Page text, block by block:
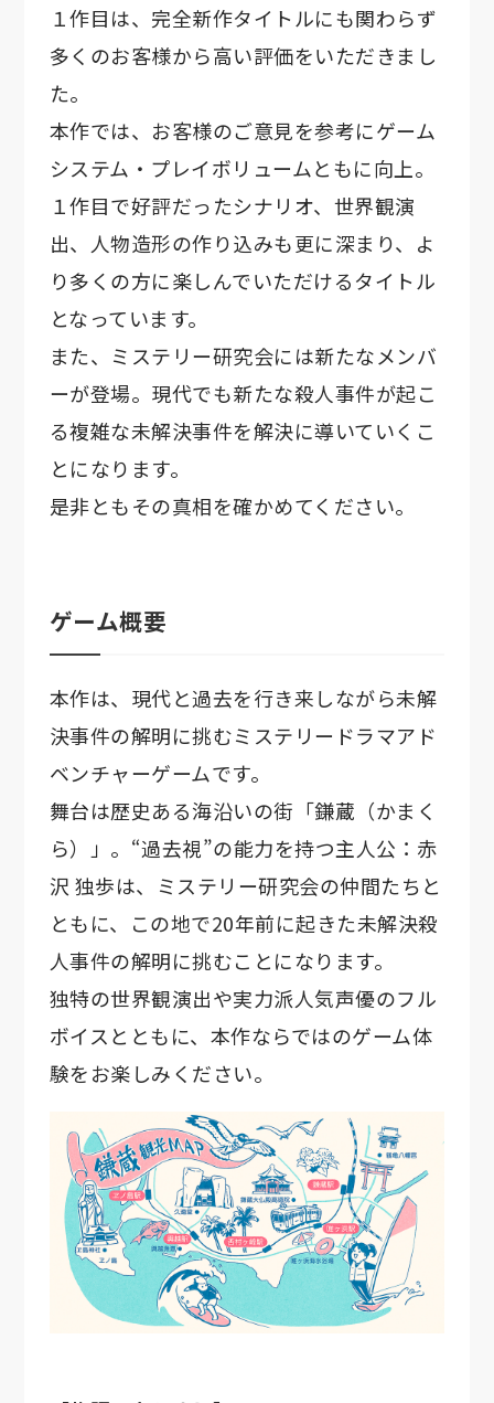
１作目は、完全新作タイトルにも関わらず
多くのお客様から高い評価をいただきまし
た。
本作では、お客様のご意見を参考にゲーム
システム・プレイボリュームともに向上。
１作目で好評だったシナリオ、世界観演
出、人物造形の作り込みも更に深まり、よ
り多くの方に楽しんでいただけるタイトル
となっています。
また、ミステリー研究会には新たなメンバ
ーが登場。現代でも新たな殺人事件が起こ
る複雑な未解決事件を解決に導いていくこ
とになります。
是非ともその真相を確かめてください。
ゲーム概要
本作は、現代と過去を行き来しながら未解
決事件の解明に挑むミステリードラマアド
ベンチャーゲームです。
舞台は歴史ある海沿いの街「鎌蔵（かまく
ら）」。“過去視”の能力を持つ主人公：赤
沢 独歩は、ミステリー研究会の仲間たちと
ともに、この地で20年前に起きた未解決殺
人事件の解明に挑むことになります。
独特の世界観演出や実力派人気声優のフル
ボイスとともに、本作ならではのゲーム体
験をお楽しみください。